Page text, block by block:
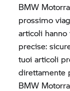
BMW
prossimo
articoli
precise:
tuoi articoli
direttamente
BMW